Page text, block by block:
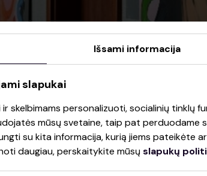
Išsami informacija
slapukai
skelbimams personalizuoti, socialinių tinklų
mūsų svetaine, taip pat perduodame
su kita informacija, kurią jiems pateikėte
daugiau, perskaitykite mūsų slapukų